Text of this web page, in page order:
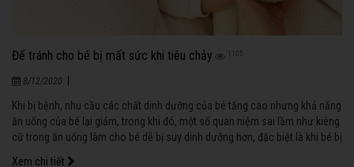
Để tránh cho bé bị mất sức khi tiêu chảy
8/12/2020 |
Khi bị bệnh, nhu cầu các chất dinh dưỡng của bé tăng cao nhưng khả năng
ăn uống của bé lại giảm, trong khi đó, một số quan niệm sai lầm như kiêng
cữ trong ăn uống làm cho bé dễ bị suy dinh dưỡng hơn, đặc biệt là khi bé bị
Xem chi tiết